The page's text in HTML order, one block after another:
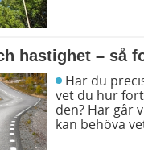
som gör din
hastighet – så
vet du hur
den? Här går
kan behöva